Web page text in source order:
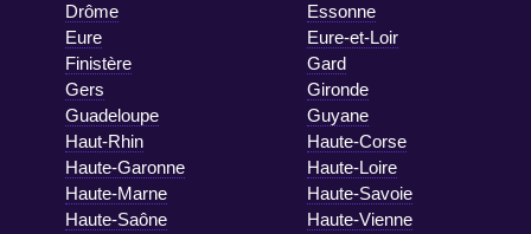
Drôme
Essonne
Eure
Eure-et-Loir
Finistère
Gard
Gers
Gironde
Guadeloupe
Guyane
Haut-Rhin
Haute-Corse
Haute-Garonne
Haute-Loire
Haute-Marne
Haute-Savoie
Haute-Saône
Haute-Vienne